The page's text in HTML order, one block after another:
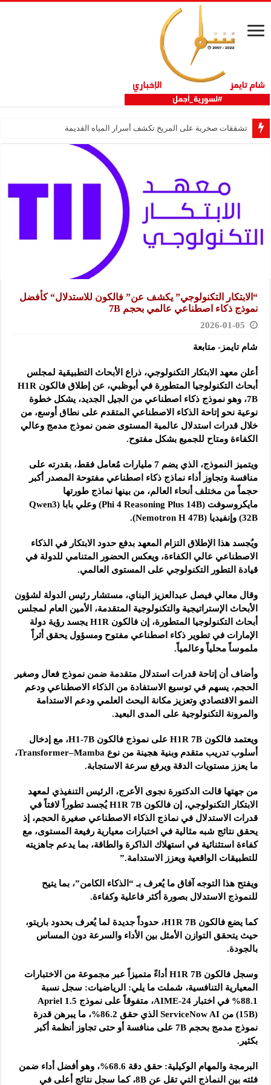
تشققات صخرية على المريخ تكشف أسرار المياه القديمة
“الابتكار التكنولوجي” يكشف عن” فالكون للاستدلال“ كأفضل
نموذج ذكاء اصطناعي عالمي بحجم 7B
2026-01-05
شام تايمز- متابعة
أعلن معهد الابتكار التكنولوجي، ذراع الأبحاث التطبيقية لمجلس
أبحاث التكنولوجيا المتطورة في أبوظبي، عن إطلاق فالكون H1R
7B، وهو نموذج ذكاء اصطناعي من الجيل الجديد، يشكل خطوة
نوعية نحو إتاحة الذكاء الاصطناعي المتقدم على نطاق أوسع، من
خلال قدرات استدلال عالمية المستوى ضمن نموذج مدمج وعالي
الكفاءة ومتاح للجميع بشكل مفتوح.
ويتميز النموذج، الذي يضم 7 مليارات مُعامل فقط، بقدرته على
منافسة وتجاوز أداء نماذج ذكاء اصطناعي مفتوحة المصدر أكبر
حجماً من مختلف أنحاء العالم، من بينها نماذج طورتها
مايكروسوفت (Phi 4 Reasoning Plus 14B) وعلي بابا (Qwen3
32B) وإنفيديا (Nemotron H 47B).
ويُجسد هذا الإطلاق التزام المعهد بدفع حدود الابتكار في الذكاء
الاصطناعي عالي الكفاءة، ويعكس الحضور المتنامي للدولة في
قيادة التطور التكنولوجي على المستوى العالمي.
وقال معالي فيصل عبدالعزيز البناي، مستشار رئيس الدولة لشؤون
الأبحاث الإستراتيجية والتكنولوجية المتقدمة، الأمين العام لمجلس
أبحاث التكنولوجيا المتطورة، إن فالكون H1R يجسد رؤية دولة
الإمارات في تطوير ذكاء اصطناعي مفتوح ومسؤول يحقق أثراً
ملموساً محلياً وعالمياً.
وأضاف أن إتاحة قدرات استدلال متقدمة ضمن نموذج فعال وصغير
الحجم، يسهم في توسيع الاستفادة من الذكاء الاصطناعي ودعم
النمو الاقتصادي وتعزيز مكانة البحث العلمي ودعم الاستدامة
والمرونة التكنولوجية على المدى البعيد.
ويعتمد فالكون H1R 7B على نموذج فالكون H1-7B، مع إدخال
أسلوب تدريب متقدم وبنية هجينة من نوع Transformer–Mamba،
ما يعزز مستويات الدقة ويرفع سرعة الاستجابة.
من جهتها قالت الدكتورة نجوى الأعرج، الرئيس التنفيذي لمعهد
الابتكار التكنولوجي، إن فالكون H1R 7B يُجسد تطوراً لافتاً في
قدرات الاستدلال في نماذج الذكاء الاصطناعي صغيرة الحجم، إذ
يحقق نتائج شبه مثالية في اختبارات معيارية رفيعة المستوى، مع
كفاءة استثنائية في استهلاك الذاكرة والطاقة، بما يدعم جاهزيته
للتطبيقات الواقعية ويعزز الاستدامة.”
ويفتح هذا التوجه آفاق ما يُعرف بـ “الذكاء الكامن”، بما يتيح
للنموذج الاستدلال بصورة أكثر فاعلية وكفاءة.
كما يضع فالكون H1R 7B، حدوداً جديدة لما يُعرف بحدود باريتو،
حيث يتحقق التوازن الأمثل بين الأداء والسرعة دون المساس
بالجودة.
وسجل فالكون H1R 7B أداءً متميزاً عبر مجموعة من الاختبارات
المعيارية التنافسية، شملت ما يلي: الرياضيات: سجل نسبة
88.1% في اختبار AIME-24، متفوقاً على نموذج Apriel 1.5
(15B) من ServiceNow AI الذي حقق 86.2%، ما يبرهن قدرة
نموذج مدمج بحجم 7B على منافسة أو حتى تجاوز أنظمة أكبر
بكثير.
البرمجة والمهام الوكيلية: حقق دقة 68.6%، وهو أفضل أداء ضمن
فئته بين النماذج التي تقل عن 8B، كما سجل نتائج أعلى في